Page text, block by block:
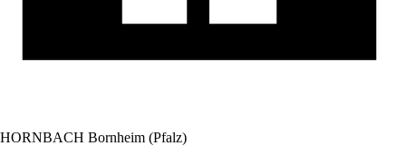
HORNBACH Bornheim (Pfalz)